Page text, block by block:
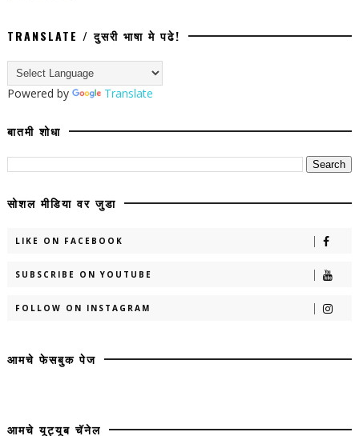
TRANSLATE / दुसरी भाषा मे पढे!
Powered by Translate
बातमी शोधा
सोशल मीडिया वर जुडा
LIKE ON FACEBOOK
SUBSCRIBE ON YOUTUBE
FOLLOW ON INSTAGRAM
आमचे फेसबुक पेज
आमचे यूट्यूब चॅनेल